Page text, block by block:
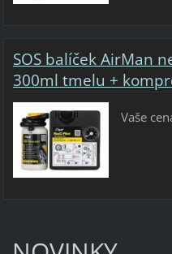
SOS balíček AirMan
300ml tmelu +
Vaše